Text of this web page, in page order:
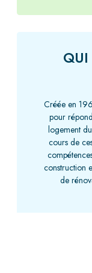
QUI
Créée en
pour
logement
cours de
construction
de